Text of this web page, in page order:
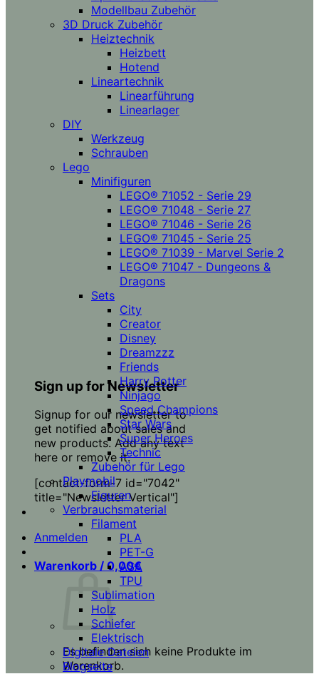
Sign up for Newsletter
Signup for our newsletter to
get notified about sales and
new products. Add any text
here or remove it.
[contact-form-7 id="7042"
title="Newsletter Vertical"]
Anmelden
Warenkorb / 0,00€
Es befinden sich keine Produkte im
Warenkorb.
Modellbau Zubehör
3D Druck Zubehör
Heiztechnik
Heizbett
Hotend
Lineartechnik
Linearführung
Linearlager
DIY
Werkzeug
Schrauben
Lego
Minifiguren
LEGO® 71052 - Serie 29
LEGO® 71048 - Serie 27
LEGO® 71046 - Serie 26
LEGO® 71045 - Serie 25
LEGO® 71039 - Marvel Serie 2
LEGO® 71047 - Dungeons &
Dragons
Sets
City
Creator
Disney
Dreamzzz
Friends
Harry Potter
Ninjago
Speed Champions
Star Wars
Super Heroes
Technic
Zubehör für Lego
Playmobil
Figuren
Verbrauchsmaterial
Filament
PLA
PET-G
ASA
TPU
Sublimation
Holz
Schiefer
Elektrisch
Digitale Dateien
Blogseite